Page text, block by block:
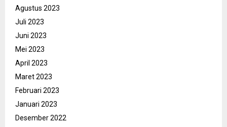
Agustus 2023
Juli 2023
Juni 2023
Mei 2023
April 2023
Maret 2023
Februari 2023
Januari 2023
Desember 2022